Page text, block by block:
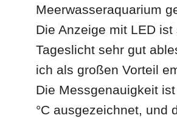
Meerwasseraquarium
Die Anzeige mit LED ist
Tageslicht sehr gut
ich als großen Vorteil
Die Messgenauigkeit
°C ausgezeichnet, und